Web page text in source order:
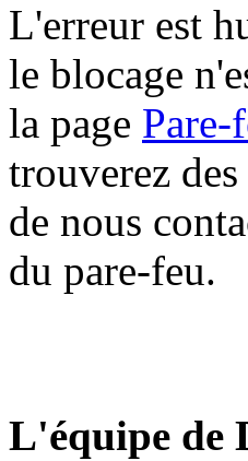
L'erreur est
le blocage
la page Pare-
trouverez
de nous
du pare-feu.
L'équipe de